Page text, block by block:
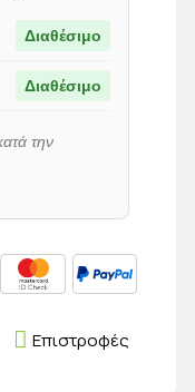
Διαθέσιμο
Διαθέσιμο
την
Επιστροφές